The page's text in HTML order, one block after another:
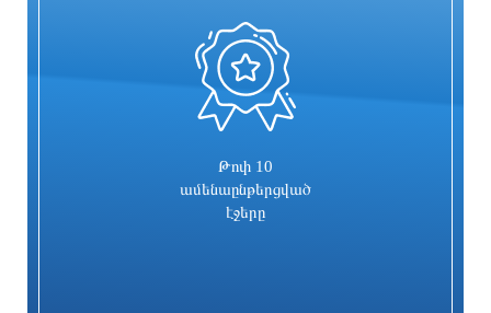
Վայոց ձորի քրեական ոստիկանները
դանակահարության դեպք են
բացահայտել․ կատարվում է
Մեկնարկել է Գարեգին Բ-ի և վեց
եպիսկոպոսների վերաբերյալ
քրեական գործով առաջին դատական
Թոփ 10
ամենաընթերցված
էջերը